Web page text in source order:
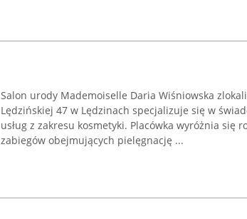
Salon urody Mademoiselle Daria Wiśniowska
Lędzińskiej 47 w Lędzinach specjalizuje się w
usług z zakresu kosmetyki. Placówka wyróżnia się
zabiegów obejmujących pielęgnację ...